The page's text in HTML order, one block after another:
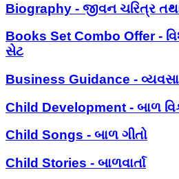
Biography - જીવન ચરિત્ર
Books Set Combo Offer -
સેટ
Business Guidance -
Child Development - બાળ
Child Songs - બાળ ગીતો
Child Stories - બાળવાર્તા